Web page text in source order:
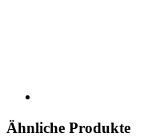
Ähnliche Produkte